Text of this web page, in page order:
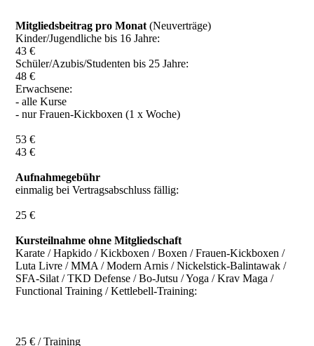
Mitgliedsbeitrag pro Monat(Neuverträge)
Kinder/Jugendliche bis 16 Jahre:
43 €
Schüler/Azubis/Studenten bis 25 Jahre:
48 €
Erwachsene:
- alle Kurse
- nur Frauen-Kickboxen (1 x Woche)
53 €
43 €
Aufnahmegebühr
einmalig bei Vertragsabschluss fällig:
25 €
Kursteilnahme ohne Mitgliedschaft
Karate / Hapkido / Kickboxen / Boxen / Frauen-Kickboxen /
Luta Livre / MMA / Modern Arnis / Nickelstick-Balintawak /
SFA-Silat / TKD Defense / Bo-Jutsu / Yoga / Krav Maga /
Functional Training / Kettlebell-Training:
25 € / Training